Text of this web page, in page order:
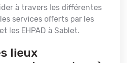
à travers les différentes
services offerts par les
les EHPAD à Sablet.
lieux